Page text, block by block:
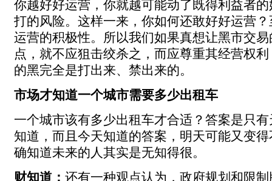
你越好好运营，你就越可能动了既得利益者
打的风险。这样一来，你如何还敢好好运营
运营的积极性。所以我们如果真想让黑市交
点，就不应狙击绞杀之，而应尊重其经营权
的黑完全是打出来、禁出来的。
市场才知道一个城市需要多少出租车
一个城市该有多少出租车才合适？答案是只
知道，而且今天知道的答案，明天可能又变
确知道未来的人其实是无知得很。
财知道： 还有一种观点认为，政府规划和限